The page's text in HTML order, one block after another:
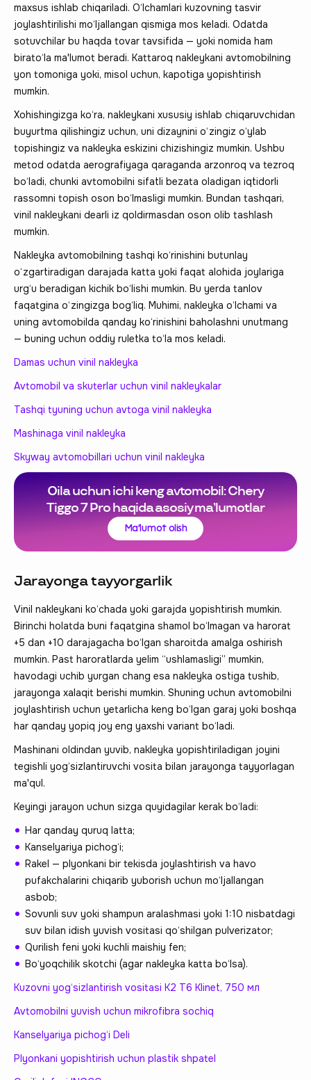
maxsus ishlab chiqariladi. O‘lchamlari kuzovning tasvir
joylashtirilishi mo‘ljallangan qismiga mos keladi. Odatda
sotuvchilar bu haqda tovar tavsifida — yoki nomida ham
birato‘la ma'lumot beradi. Kattaroq nakleykani avtomobilning
yon tomoniga yoki, misol uchun, kapotiga yopishtirish
mumkin.
Xohishingizga ko‘ra, nakleykani xususiy ishlab chiqaruvchidan
buyurtma qilishingiz uchun, uni dizaynini o‘zingiz o‘ylab
topishingiz va nakleyka eskizini chizishingiz mumkin. Ushbu
metod odatda aerografiyaga qaraganda arzonroq va tezroq
bo‘ladi, chunki avtomobilni sifatli bezata oladigan iqtidorli
rassomni topish oson bo‘lmasligi mumkin. Bundan tashqari,
vinil nakleykani dearli iz qoldirmasdan oson olib tashlash
mumkin.
Nakleyka avtomobilning tashqi ko‘rinishini butunlay
o‘zgartiradigan darajada katta yoki faqat alohida joylariga
urg‘u beradigan kichik bo‘lishi mumkin. Bu yerda tanlov
faqatgina o‘zingizga bog‘liq. Muhimi, nakleyka o‘lchami va
uning avtomobilda qanday ko‘rinishini baholashni unutmang
— buning uchun oddiy ruletka to‘la mos keladi.
Damas uchun vinil nakleyka
Avtomobil va skuterlar uchun vinil nakleykalar
Tashqi tyuning uchun avtoga vinil nakleyka
Mashinaga vinil nakleyka
Skyway avtomobillari uchun vinil nakleyka
Oila uchun ichi keng avtomobil: Chery
Tiggo 7 Pro haqida asosiy ma’lumotlar
Ma'lumot olish
Jarayonga tayyorgarlik
Vinil nakleykani ko‘chada yoki garajda yopishtirish mumkin.
Birinchi holatda buni faqatgina shamol bo‘lmagan va harorat
+5 dan +10 darajagacha bo‘lgan sharoitda amalga oshirish
mumkin. Past haroratlarda yelim “ushlamasligi” mumkin,
havodagi uchib yurgan chang esa nakleyka ostiga tushib,
jarayonga xalaqit berishi mumkin. Shuning uchun avtomobilni
joylashtirish uchun yetarlicha keng bo‘lgan garaj yoki boshqa
har qanday yopiq joy eng yaxshi variant bo‘ladi.
Mashinani oldindan yuvib, nakleyka yopishtiriladigan joyini
tegishli yog‘sizlantiruvchi vosita bilan jarayonga tayyorlagan
ma'qul.
Keyingi jarayon uchun sizga quyidagilar kerak bo‘ladi:
Har qanday quruq latta;
Kanselyariya pichog‘i;
Rakel — plyonkani bir tekisda joylashtirish va havo
pufakchalarini chiqarib yuborish uchun mo‘ljallangan
asbob;
Sovunli suv yoki shampun aralashmasi yoki 1:10 nisbatdagi
suv bilan idish yuvish vositasi qo‘shilgan pulverizator;
Qurilish feni yoki kuchli maishiy fen;
Bo‘yoqchilik skotchi (agar nakleyka katta bo‘lsa).
Kuzovni yog‘sizlantirish vositasi K2 T6 Klinet, 750 мл
Avtomobilni yuvish uchun mikrofibra sochiq
Kanselyariya pichog‘i Deli
Plyonkani yopishtirish uchun plastik shpatel